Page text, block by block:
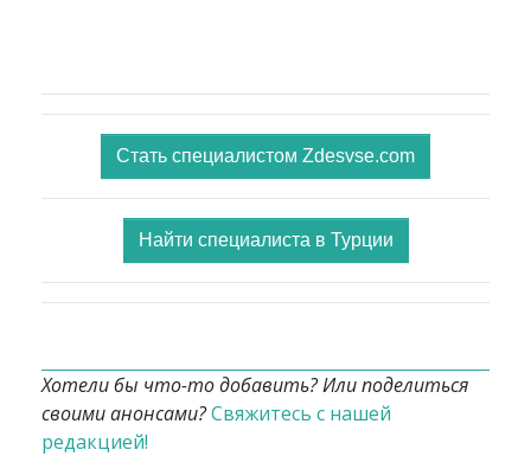
Стать специалистом Zdesvse.com
Найти специалиста в Турции
Хотели бы что-то добавить? Или поделиться
своими анонсами?Свяжитесь с нашей
редакцией!